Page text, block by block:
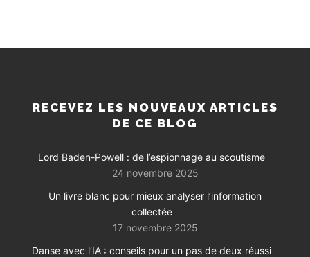
RECEVEZ LES NOUVEAUX ARTICLES
DE CE BLOG
Lord Baden-Powell : de l’espionnage au scoutisme
24 novembre 2025
Un livre blanc pour mieux analyser l’information
collectée
17 novembre 2025
Danse avec l’IA : conseils pour un pas de deux réussi